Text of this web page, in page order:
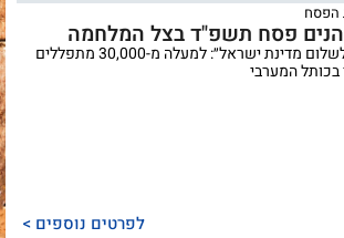
הפסח
פסח תשפ"ד בצל המלחמה
״להשבת החטופים ולשלום מדינת ישראל״: למעלה מ-30,000 מתפללים
המערבי
לפרטים נוספים >